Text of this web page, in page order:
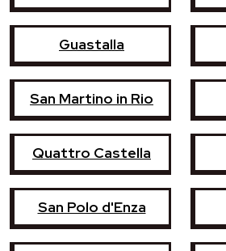
Guastalla
San Martino in Rio
Quattro Castella
San Polo d'Enza